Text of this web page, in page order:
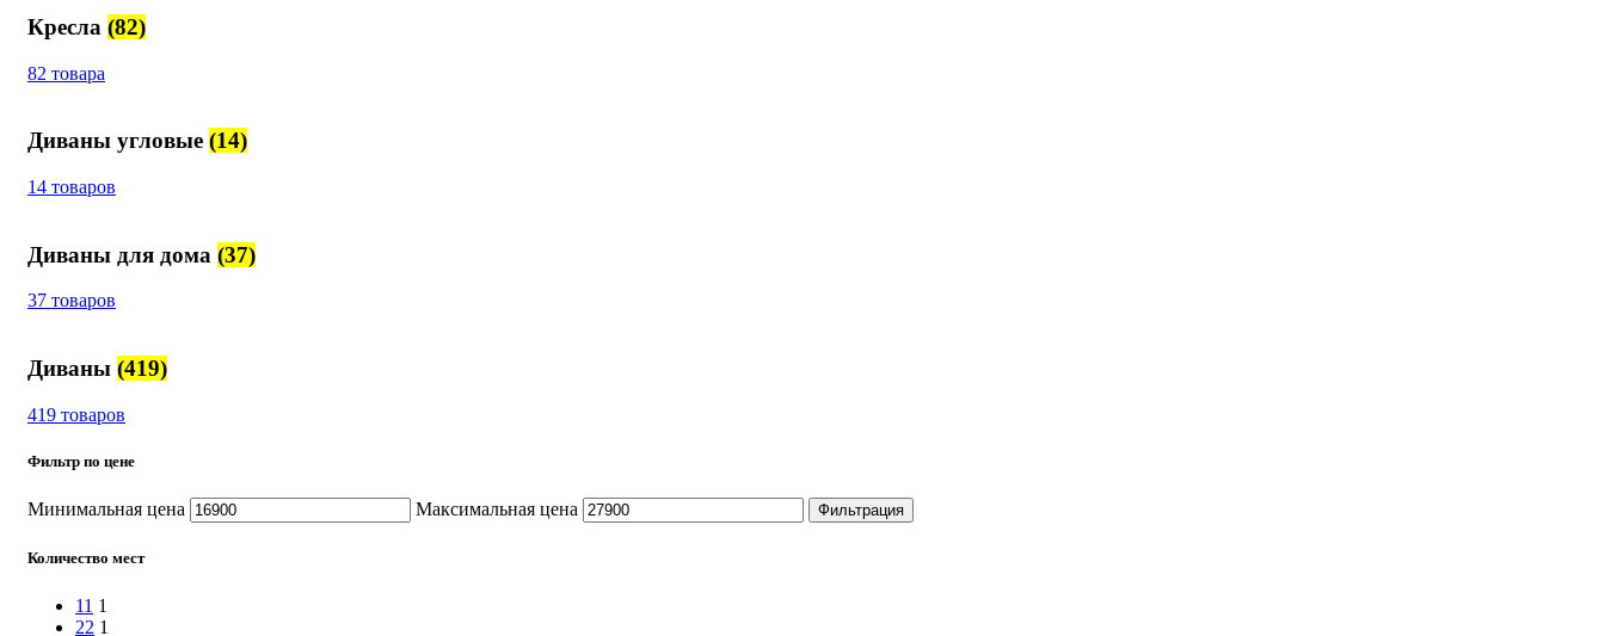
Кресла (82)
82 товара
Диваны угловые (14)
14 товаров
Диваны для дома (37)
37 товаров
Диваны (419)
419 товаров
Фильтр по цене
Минимальная цена Максимальная цена Фильтрация
Количество мест
11 1
22 1